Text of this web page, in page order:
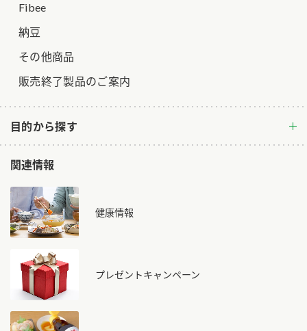
Fibee
納豆
その他商品
販売終了製品のご案内
目的から探す
関連情報
健康情報
プレゼントキャンペーン